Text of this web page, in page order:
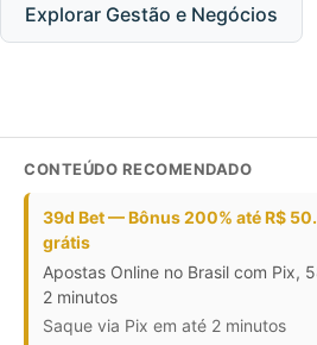
Explorar Gestão e Negócios
CONTEÚDO RECOMENDADO
39d Bet — Bônus 200% até R$
grátis
Apostas Online no Brasil com Pix,
2 minutos
Saque via Pix em até 2 minutos